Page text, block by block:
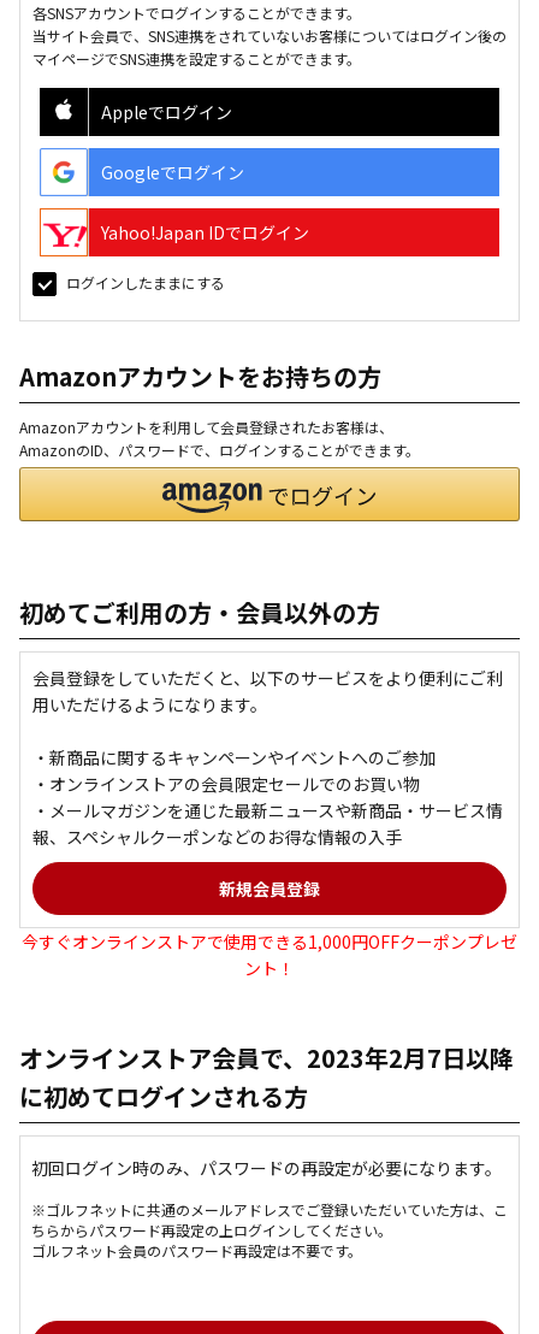
各SNSアカウントでログインすることができます。
当サイト会員で、SNS連携をされていないお客様についてはログイン後の
マイページでSNS連携を設定することができます。
Appleでログイン
Googleでログイン
Yahoo!Japan IDでログイン
ログインしたままにする
Amazonアカウントをお持ちの方
Amazonアカウントを利用して会員登録されたお客様は、
AmazonのID、パスワードで、ログインすることができます。
初めてご利用の方・会員以外の方
会員登録をしていただくと、以下のサービスをより便利にご利
用いただけるようになります。
・新商品に関するキャンペーンやイベントへのご参加
・オンラインストアの会員限定セールでのお買い物
・メールマガジンを通じた最新ニュースや新商品・サービス情
報、スペシャルクーポンなどのお得な情報の入手
今すぐオンラインストアで使用できる1,000円OFFクーポンプレゼ
ント！
オンラインストア会員で、2023年2月7日以降
に初めてログインされる方
初回ログイン時のみ、パスワードの再設定が必要になります。
※ゴルフネットに共通のメールアドレスでご登録いただいていた方は、こ
ちらからパスワード再設定の上ログインしてください。
ゴルフネット会員のパスワード再設定は不要です。